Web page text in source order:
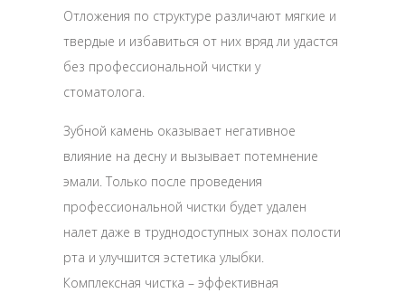
Отложения по структуре различают мягкие и
твердые и избавиться от них вряд ли удастся
без профессиональной чистки у
стоматолога.
Зубной камень оказывает негативное
влияние на десну и вызывает потемнение
эмали. Только после проведения
профессиональной чистки будет удален
налет даже в труднодоступных зонах полости
рта и улучшится эстетика улыбки.
Комплексная чистка – эффективная